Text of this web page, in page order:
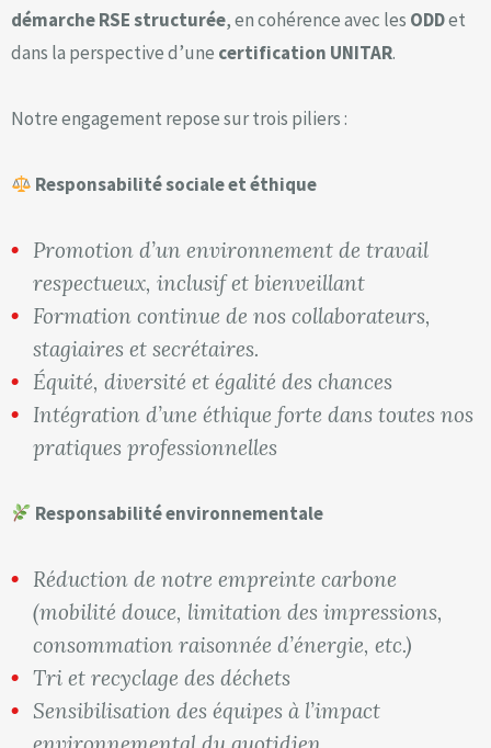
démarche RSE structurée, en cohérence avec les ODDet
dans la perspective d’une certification UNITAR.
Notre engagement repose sur trois piliers :
Responsabilité sociale et éthique
Promotion d’un environnement de travail
respectueux, inclusif et bienveillant
Formation continue de nos collaborateurs,
stagiaires et secrétaires.
Équité, diversité et égalité des chances
Intégration d’une éthique forte dans toutes nos
pratiques professionnelles
Responsabilité environnementale
Réduction de notre empreinte carbone
(mobilité douce, limitation des impressions,
consommation raisonnée d’énergie, etc.)
Tri et recyclage des déchets
Sensibilisation des équipes à l’impact